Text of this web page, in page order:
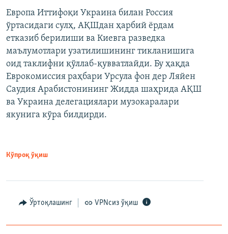
Европа Иттифоқи Украина билан Россия
ўртасидаги сулҳ, АҚШдан ҳарбий ёрдам
етказиб берилиши ва Киевга разведка
маълумотлари узатилишининг тикланишига
оид таклифни қўллаб-қувватлайди. Бу ҳақда
Еврокомиссия раҳбари Урсула фон дер Ляйен
Саудия Арабистонининг Жидда шаҳрида АҚШ
ва Украина делегациялари музокаралари
якунига кўра билдирди.
Кўпроқ ўқиш
Ўртоқлашинг VPNсиз ўқиш